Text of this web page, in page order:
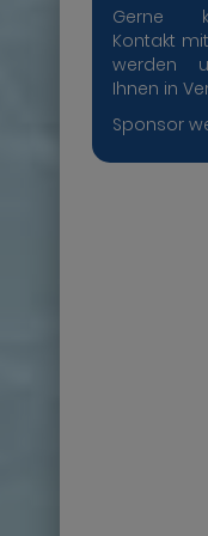
Gerne
Kontakt
werden
Ihnen in
Sponsor